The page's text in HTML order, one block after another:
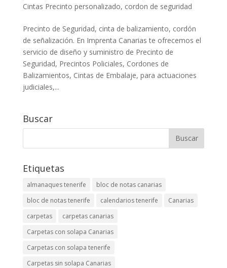
Cintas Precinto personalizado, cordon de seguridad
Precinto de Seguridad, cinta de balizamiento, cordón
de señalización. En Imprenta Canarias te ofrecemos el
servicio de diseño y suministro de Precinto de
Seguridad, Precintos Policiales, Cordones de
Balizamientos, Cintas de Embalaje, para actuaciones
judiciales,...
Buscar
Etiquetas
almanaques tenerife
bloc de notas canarias
bloc de notas tenerife
calendarios tenerife
Canarias
carpetas
carpetas canarias
Carpetas con solapa Canarias
Carpetas con solapa tenerife
Carpetas sin solapa Canarias